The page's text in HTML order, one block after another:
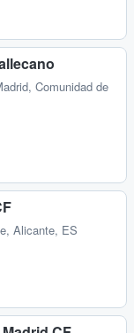
Comunidad de
Alicante, ES